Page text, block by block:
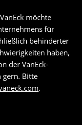
möchte
für
behinderter
haben,
der VanEck-
gern. Bitte
.